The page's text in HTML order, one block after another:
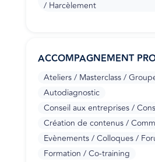
/ Harcèlement
ACCOMPAGNEMENT
Ateliers / Masterclass /
Autodiagnostic
Conseil aux entreprises /
Création de contenus /
Evènements / Colloques /
Formation / Co-training